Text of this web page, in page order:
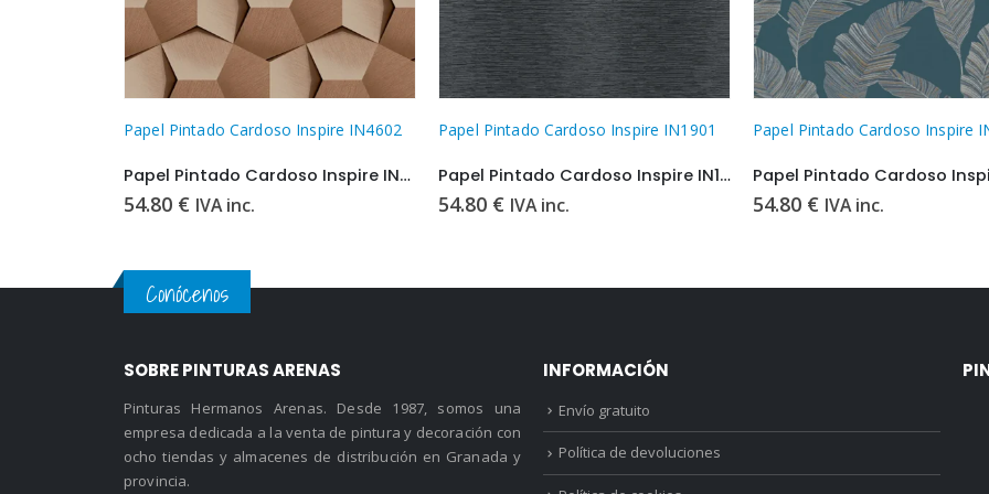
Papel Pintado Cardoso Inspire IN4602
Papel Pintado Cardoso Inspire IN4602
54.80 € IVA inc.
Papel Pintado Cardoso Inspire IN1901
Papel Pintado Cardoso Inspire IN1901
54.80 € IVA inc.
Papel Pintado Cardoso Inspire
54.80 € IVA inc.
Conócenos
SOBRE PINTURAS ARENAS
Pinturas Hermanos Arenas. Desde 1987, somos una
empresa dedicada a la venta de pintura y decoración con
ocho tiendas y almacenes de distribución en Granada y
provincia.
INFORMACIÓN
Envío gratuito
Política de devoluciones